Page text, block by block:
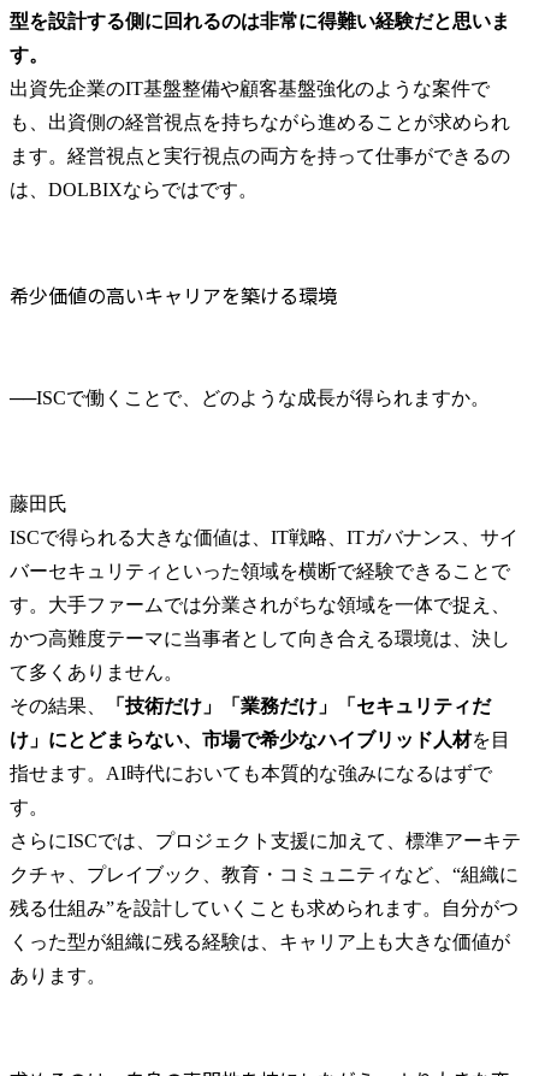
型を設計する側に回れるのは非常に得難い経験だと思いま
す。
出資先企業のIT基盤整備や顧客基盤強化のような案件で
も、出資側の経営視点を持ちながら進めることが求められ
ます。経営視点と実行視点の両方を持って仕事ができるの
は、DOLBIXならではです。
希少価値の高いキャリアを築ける環境
──
藤田氏
ISCで得られる大きな価値は、IT戦略、ITガバナンス、サイ
バーセキュリティといった領域を横断で経験できることで
す。大手ファームでは分業されがちな領域を一体で捉え、
かつ高難度テーマに当事者として向き合える環境は、決し
て多くありません。
その結果、
「技術だけ」「業務だけ」「セキュリティだ
け」にとどまらない、市場で希少なハイブリッド人材を目
指せます。AI時代においても本質的な強みになるはずで
す。
さらにISCでは、プロジェクト支援に加えて、標準アーキテ
クチャ、プレイブック、教育・コミュニティなど、“組織に
残る仕組み”を設計していくことも求められます。自分がつ
くった型が組織に残る経験は、キャリア上も大きな価値が
あります。